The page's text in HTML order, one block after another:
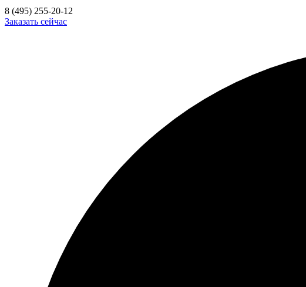
8 (495) 255-20-12
Заказать сейчас